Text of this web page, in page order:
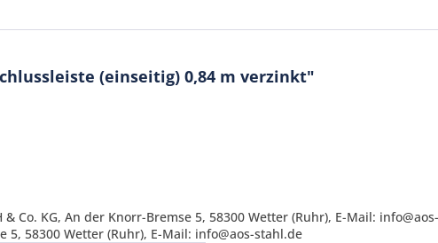
(einseitig) 0,84 m verzinkt"
Co. KG, An der Knorr-Bremse 5, 58300 Wetter (Ruhr), E-Mail:
5, 58300 Wetter (Ruhr), E-Mail: info@aos-stahl.de